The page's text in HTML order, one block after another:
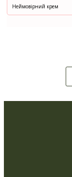
Неймовірний крем